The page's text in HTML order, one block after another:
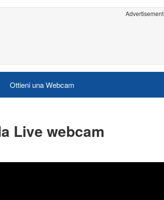
Advertisement
Ottieni una Webcam
Live webcam